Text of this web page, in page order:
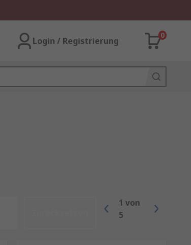
Login / Registrierung
0
1 von
5